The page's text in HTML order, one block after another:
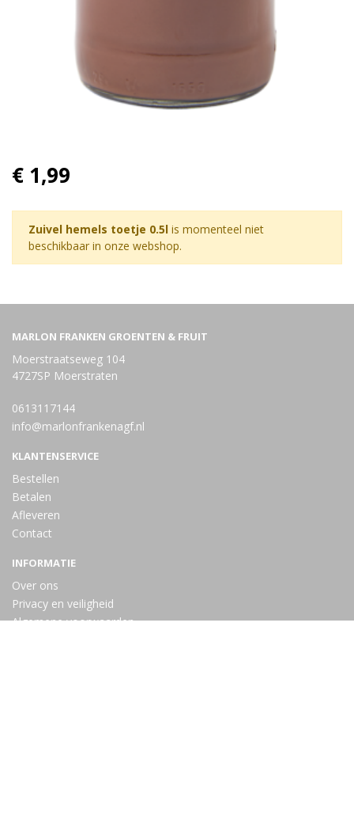
€ 1,99
Zuivel hemels toetje 0.5l is momenteel niet
beschikbaar in onze webshop.
MARLON FRANKEN GROENTEN & FRUIT
Moerstraatseweg 104
4727SP Moerstraten
0613117144
info@marlonfrankenagf.nl
KLANTENSERVICE
Bestellen
Betalen
Afleveren
Contact
INFORMATIE
Over ons
Privacy en veiligheid
Algemene voorwaarden